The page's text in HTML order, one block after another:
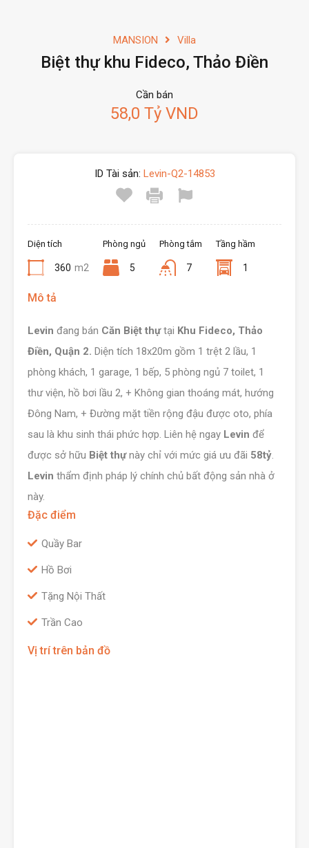
MANSION Villa
Biệt thự khu Fideco, Thảo Điền
Cần bán
58,0 Tỷ VND
ID Tài sản: Levin-Q2-14853
Diện tích
360 m2
Phòng ngủ
5
Phòng tắm
7
Tầng hầm
1
Mô tả
Levin đang bán Căn Biệt thựtại Khu Fideco, Thảo
Điền, Quận 2. Diện tích 18x20m gồm 1 trệt 2 lầu, 1
phòng khách, 1 garage, 1 bếp, 5 phòng ngủ 7 toilet, 1
thư viện, hồ bơi lầu 2, + Không gian thoáng mát, hướng
Đông Nam, + Đường mặt tiền rộng đậu được oto, phía
sau là khu sinh thái phức hợp. Liên hệ ngay Levin để
được sở hữu Biệt thựnày chỉ với mức giá ưu đãi 58tỷ.
Levin thẩm định pháp lý chính chủ bất động sản nhà ở
này.
Đặc điểm
Quầy Bar
Hồ Bơi
Tặng Nội Thất
Trần Cao
Vị trí trên bản đồ